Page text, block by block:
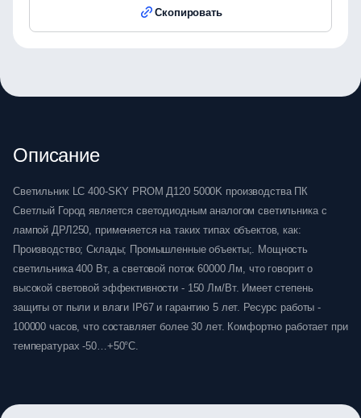
Скопировать
Описание
Светильник LC 400-SKY PROM Д120 5000K производства ПК
Светлый Город является светодиодным аналогом светильника с
лампой ДРЛ250, применяется на таких типах объектов, как:
Производство; Склады; Промышленные объекты;. Мощность
светильника 400 Вт, а световой поток 60000 Лм, что говорит о
высокой световой эффективности - 150 Лм/Вт. Имеет степень
защиты от пыли и влаги IP67 и гарантию 5 лет. Ресурс работы -
100000 часов, что составляет более 30 лет. Комфортно работает при
температурах -50…+50°C.